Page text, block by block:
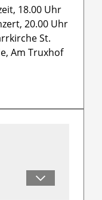
18.00 Uhr
20.00 Uhr
St.
Am Truxhof